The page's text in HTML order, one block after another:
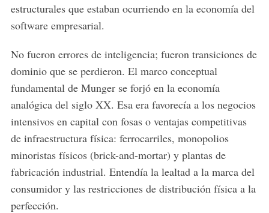
estructurales que estaban ocurriendo en la economía del
software empresarial.
No fueron errores de inteligencia; fueron transiciones de
dominio que se perdieron. El marco conceptual
fundamental de Munger se forjó en la economía
analógica del siglo XX. Esa era favorecía a los negocios
intensivos en capital con fosas o ventajas competitivas
de infraestructura física: ferrocarriles, monopolios
minoristas físicos (brick-and-mortar) y plantas de
fabricación industrial. Entendía la lealtad a la marca del
consumidor y las restricciones de distribución física a la
perfección.